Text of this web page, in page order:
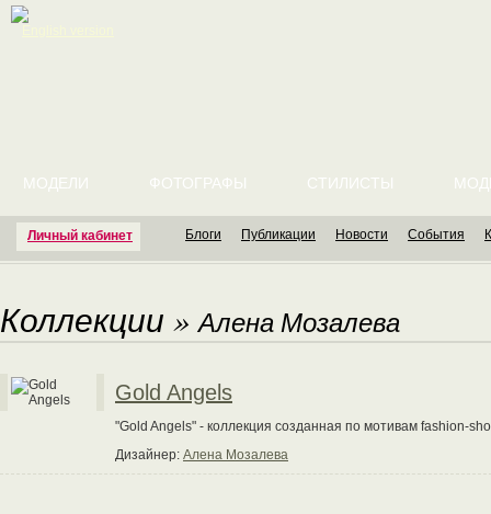
Личный кабинет
МОДЕЛИ ФОТОГРАФЫ СТИЛИСТЫ
Блоги Публикации Новости События
Коллекции »Алена Мозалева
Gold Angels
"Gold Angels" - коллекция созданная по мотивам fashion-
Дизайнер: Алена Мозалева